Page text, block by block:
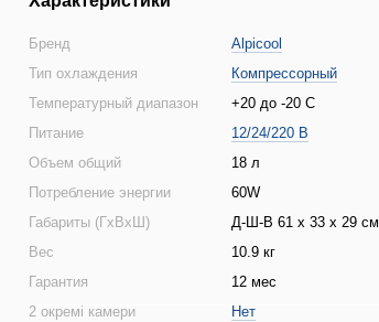
Бренд
Alpicool
Тип охлаждения
Компрессорный
Температурный диапазон
+20 до -20 С
Питание
12/24/220 В
Объем общий
18 л
Потребление энергии
60W
Габариты (ГхВхШ)
Д-Ш-В 61 х 33 х 29 см
Вес
10.9 кг
Гарантия
12 мес
2 окремі камери
Нет